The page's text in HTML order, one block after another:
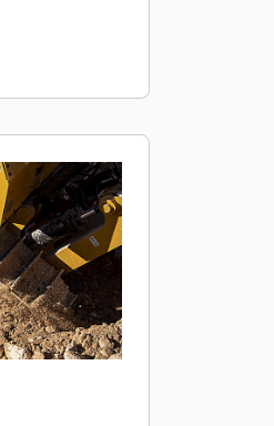
轻载或重载
75% 的转向
成更平滑的
前负载与基
的实时反
带打滑，帮
打滑，以节
磨损。*
提升，有助
履带打滑。*